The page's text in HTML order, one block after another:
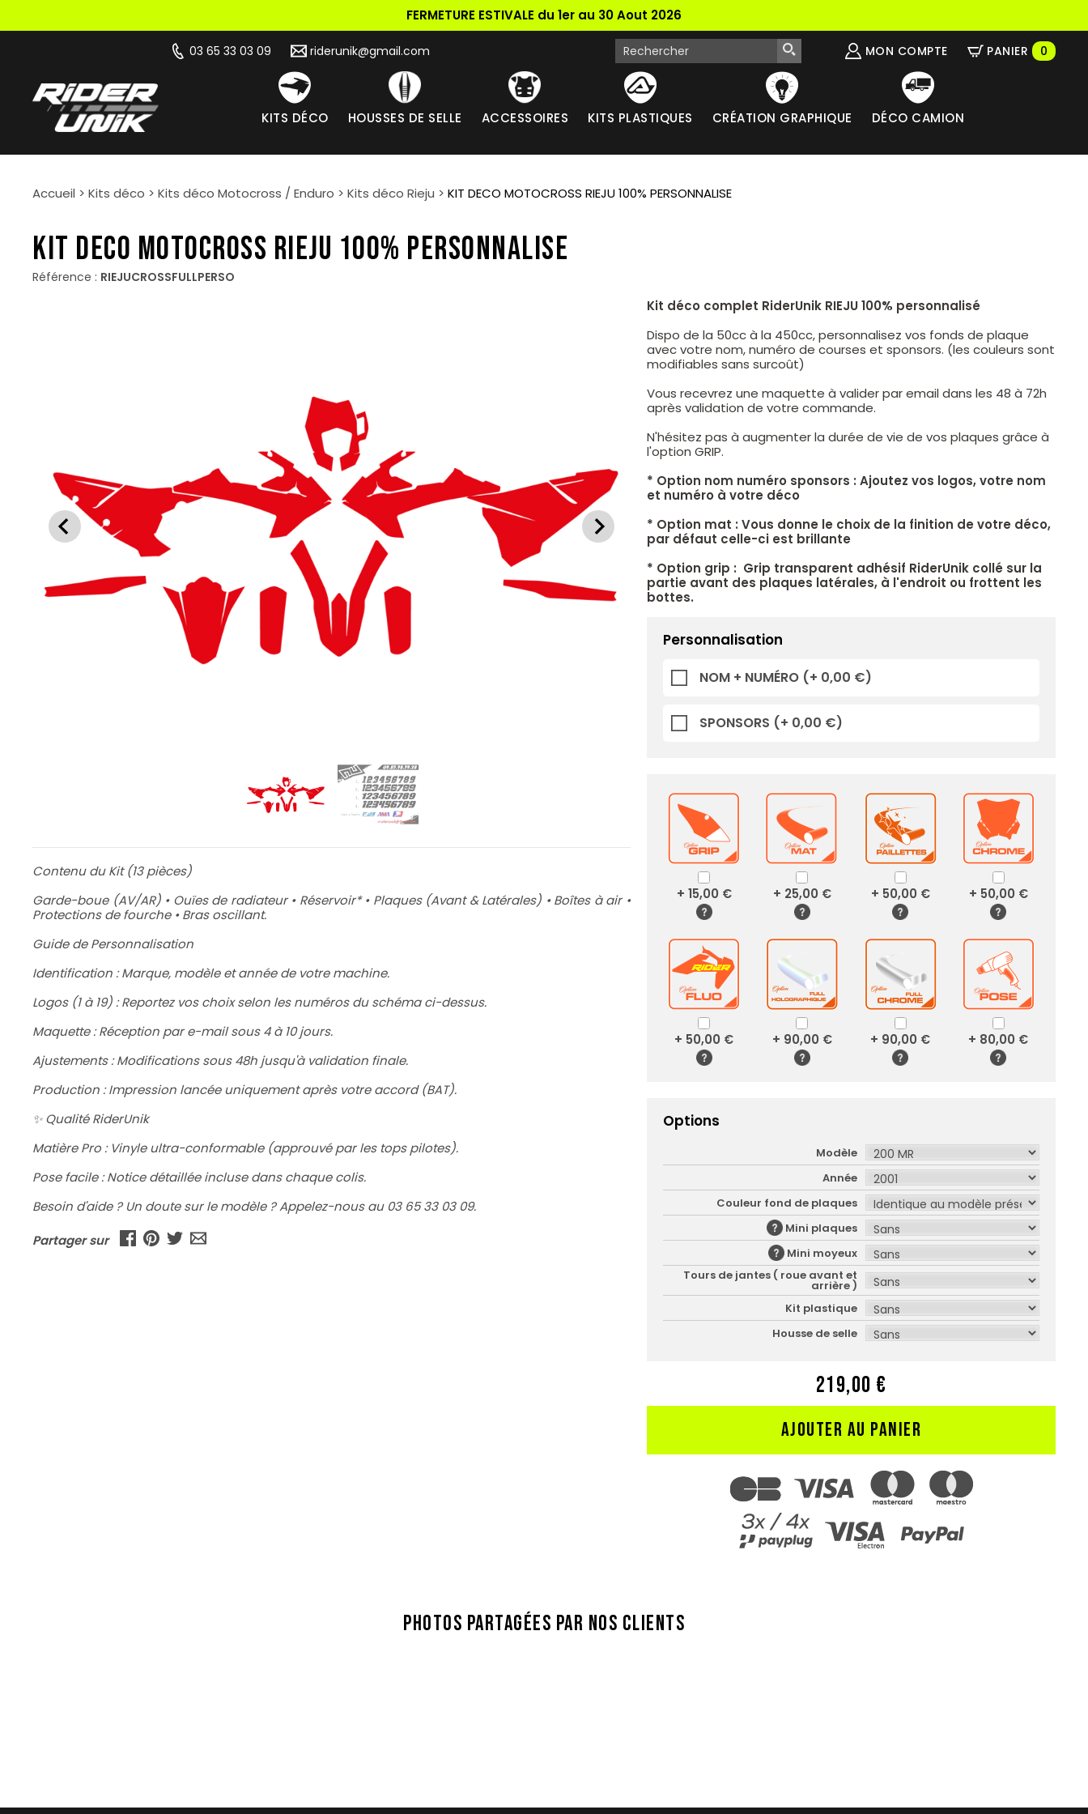
FERMETURE ESTIVALE du 1er au 30 Aout 2026
03 65 33 03 09 riderunik@gmail.com MON COMPTE PANIER 0
KITS DÉCO HOUSSES DE SELLE ACCESSOIRES KITS PLASTIQUES CRÉATION GRAPHIQUE DÉCO CAMION
Accueil > Kits déco > Kits déco Motocross / Enduro > Kits déco Rieju > KIT DECO MOTOCROSS RIEJU 100% PERSONNALISE
KIT DECO MOTOCROSS RIEJU 100% PERSONNALISE
Référence : RIEJUCROSSFULLPERSO
Contenu du Kit (13 pièces)
Garde-boue (AV/AR) • Ouïes de radiateur • Réservoir* • Plaques (Avant & Latérales) • Boîtes à air •
Protections de fourche • Bras oscillant.
Guide de Personnalisation
Identification : Marque, modèle et année de votre machine.
Logos (1 à 19) : Reportez vos choix selon les numéros du schéma ci-dessus.
Maquette : Réception par e-mail sous 4 à 10 jours.
Ajustements : Modifications sous 48h jusqu'à validation finale.
Production : Impression lancée uniquement après votre accord (BAT).
✨ Qualité RiderUnik
Matière Pro : Vinyle ultra-conformable (approuvé par les tops pilotes).
Pose facile : Notice détaillée incluse dans chaque colis.
Besoin d'aide ? Un doute sur le modèle ? Appelez-nous au 03 65 33 03 09.
Partager sur
Kit déco complet RiderUnik RIEJU 100% personnalisé
Dispo de la 50cc à la 450cc, personnalisez vos fonds de plaque
avec votre nom, numéro de courses et sponsors. (les couleurs sont
modifiables sans surcoût)
Vous recevrez une maquette à valider par email dans les 48 à 72h
après validation de votre commande.
N'hésitez pas à augmenter la durée de vie de vos plaques grâce à
l'option GRIP.
* Option nom numéro sponsors : Ajoutez vos logos, votre nom
et numéro à votre déco
* Option mat : Vous donne le choix de la finition de votre déco,
par défaut celle-ci est brillante
* Option grip : Grip transparent adhésif RiderUnik collé sur la
partie avant des plaques latérales, à l'endroit ou frottent les
bottes.
Personnalisation
NOM + NUMÉRO (+ 0,00 €)
SPONSORS (+ 0,00 €)
+ 15,00 € + 25,00 € + 50,00 € + 50,00 €
+ 50,00 € + 90,00 € + 90,00 € + 80,00 €
Options
Modèle
Année
Couleur fond de plaques
Mini plaques
Mini moyeux
Tours de jantes ( roue avant et
arrière )
Kit plastique
Housse de selle
219,00 €
AJOUTER AU PANIER
PHOTOS PARTAGÉES PAR NOS CLIENTS